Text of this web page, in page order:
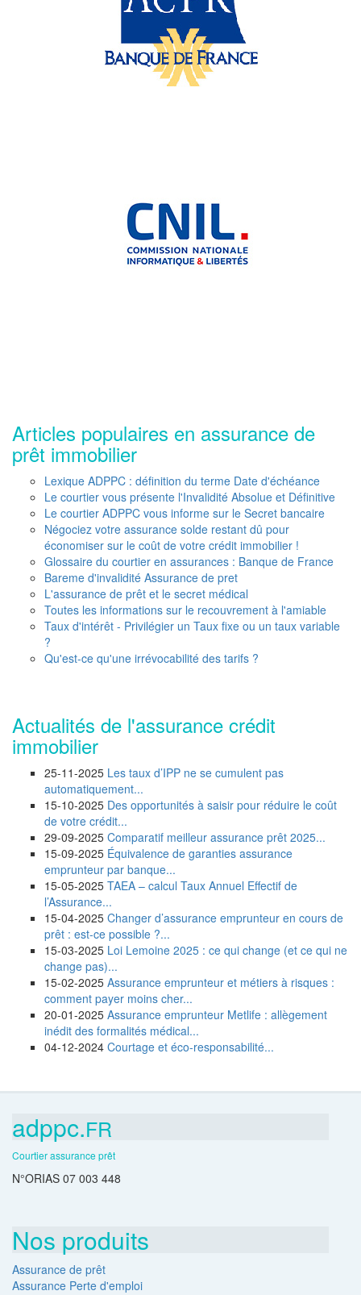
Articles populaires en assurance de
prêt immobilier
Lexique ADPPC : définition du terme Date d'échéance
Le courtier vous présente l'Invalidité Absolue et Définitive
Le courtier ADPPC vous informe sur le Secret bancaire
Négociez votre assurance solde restant dû pour
économiser sur le coût de votre crédit immobilier !
Glossaire du courtier en assurances : Banque de France
Bareme d'invalidité Assurance de pret
L'assurance de prêt et le secret médical
Toutes les informations sur le recouvrement à l'amiable
Taux d'intérêt - Privilégier un Taux fixe ou un taux variable
?
Qu'est-ce qu'une irrévocabilité des tarifs ?
Actualités de l'assurance crédit
immobilier
25-11-2025 Les taux d’IPP ne se cumulent pas
automatiquement...
15-10-2025 Des opportunités à saisir pour réduire le coût
de votre crédit...
29-09-2025 Comparatif meilleur assurance prêt 2025...
15-09-2025 Équivalence de garanties assurance
emprunteur par banque...
15-05-2025 TAEA – calcul Taux Annuel Effectif de
l’Assurance...
15-04-2025 Changer d’assurance emprunteur en cours de
prêt : est-ce possible ?...
15-03-2025 Loi Lemoine 2025 : ce qui change (et ce qui ne
change pas)...
15-02-2025 Assurance emprunteur et métiers à risques :
comment payer moins cher...
20-01-2025 Assurance emprunteur Metlife : allègement
inédit des formalités médical...
04-12-2024 Courtage et éco-responsabilité...
adppc.FR
Courtier assurance prêt
N°ORIAS 07 003 448
Nos produits
Assurance de prêt
Assurance Perte d'emploi